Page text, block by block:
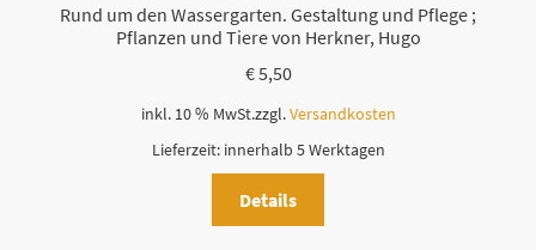
Rund um den Wassergarten. Gestaltung und Pflege ;
Pflanzen und Tiere von Herkner, Hugo
€5,50
inkl. 10 % MwSt.zzgl.Versandkosten
Lieferzeit: innerhalb 5 Werktagen
Details